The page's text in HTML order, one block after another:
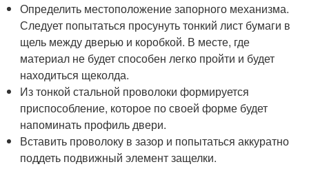
Определить местоположение запорного механизма.
Следует попытаться просунуть тонкий лист бумаги в
щель между дверью и коробкой. В месте, где
материал не будет способен легко пройти и будет
находиться щеколда.
Из тонкой стальной проволоки формируется
приспособление, которое по своей форме будет
напоминать профиль двери.
Вставить проволоку в зазор и попытаться аккуратно
поддеть подвижный элемент защелки.